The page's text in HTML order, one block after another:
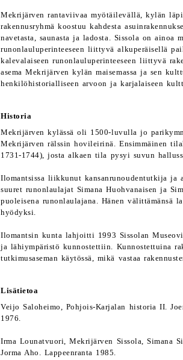
Mekrijärven rantaviivaa myötäilevällä, kylän
rakennusryhmä koostuu kahdesta
navetasta, saunasta ja ladosta. Sissola on ainoa
runonlauluperinteeseen liittyvä alkuperäisellä
kalevalaiseen runonlauluperinteeseen liittyvä
asema Mekrijärven kylän maisemassa ja sen
henkilöhistorialliseen arvoon ja karjalaiseen
Historia
Mekrijärven kylässä oli 1500-luvulla jo
Mekrijärven rälssin hovileirinä. Ensimmäinen
1731-1744), josta alkaen tila pysyi suvun
Ilomantsissa liikkunut kansanrunoudentutkija ja
suuret runonlaulajat Simana Huohvanaisen ja
puoleisena runonlaulajana. Hänen
hyödyksi.
Ilomantsin kunta lahjoitti 1993 Sissolan
ja lähiympäristö kunnostettiin. Kunnostettuina
tutkimusaseman käytössä, mikä vastaa
Lisätietoa
Veijo Saloheimo, Pohjois-Karjalan historia II.
1976.
Irma Lounatvuori, Mekrijärven Sissola, Simana
Jorma Aho. Lappeenranta 1985.